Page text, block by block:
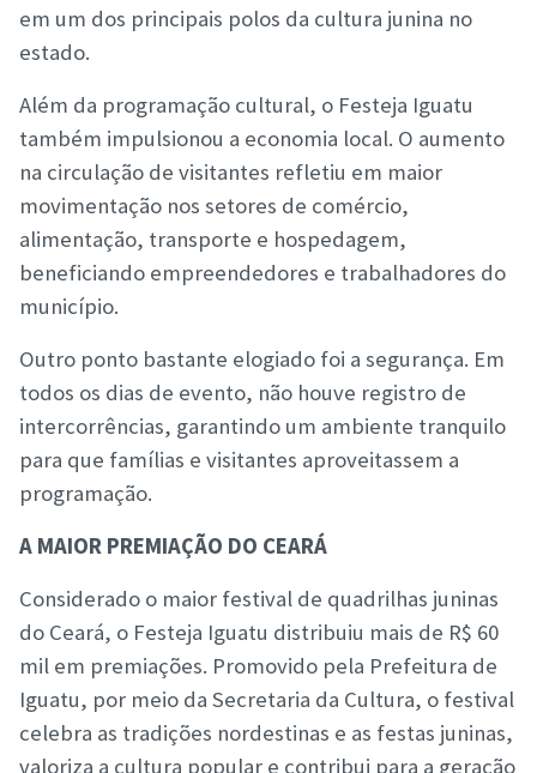
em um dos principais polos da cultura junina no
estado.
Além da programação cultural, o Festeja Iguatu
também impulsionou a economia local. O aumento
na circulação de visitantes refletiu em maior
movimentação nos setores de comércio,
alimentação, transporte e hospedagem,
beneficiando empreendedores e trabalhadores do
município.
Outro ponto bastante elogiado foi a segurança. Em
todos os dias de evento, não houve registro de
intercorrências, garantindo um ambiente tranquilo
para que famílias e visitantes aproveitassem a
programação.
A MAIOR PREMIAÇÃO DO CEARÁ
Considerado o maior festival de quadrilhas juninas
do Ceará, o Festeja Iguatu distribuiu mais de R$ 60
mil em premiações. Promovido pela Prefeitura de
Iguatu, por meio da Secretaria da Cultura, o festival
celebra as tradições nordestinas e as festas juninas,
valoriza a cultura popular e contribui para a geração